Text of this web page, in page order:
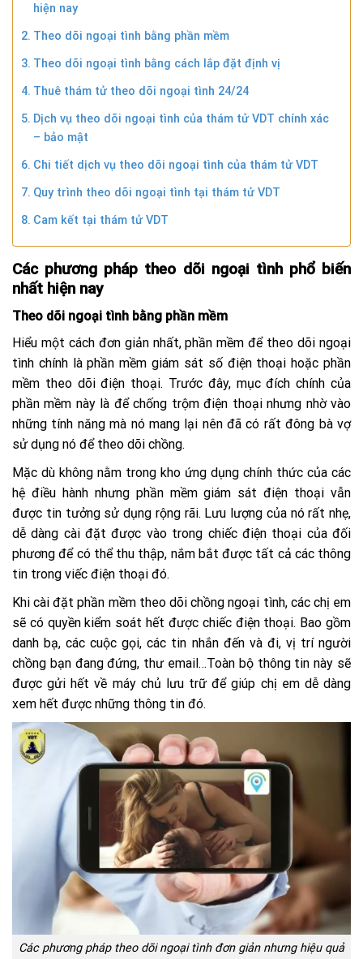
hiện nay
Theo dõi ngoại tình bằng phần mềm
Theo dõi ngoại tình bằng cách lắp đặt định vị
Thuê thám tử theo dõi ngoại tình 24/24
Dịch vụ theo dõi ngoại tình của thám tử VDT chính xác
– bảo mật
Chi tiết dịch vụ theo dõi ngoại tình của thám tử VDT
Quy trình theo dõi ngoại tình tại thám tử VDT
Cam kết tại thám tử VDT
Các phương pháp theo dõi ngoại tình phổ biến
nhất hiện nay
Theo dõi ngoại tình bằng phần mềm
Hiểu một cách đơn giản nhất, phần mềm để theo dõi ngoại
tình chính là phần mềm giám sát số điện thoại hoặc phần
mềm theo dõi điện thoại. Trước đây, mục đích chính của
phần mềm này là để chống trộm điện thoại nhưng nhờ vào
những tính năng mà nó mang lại nên đã có rất đông bà vợ
sử dụng nó để theo dõi chồng.
Mặc dù không nằm trong kho ứng dụng chính thức của các
hệ điều hành nhưng phần mềm giám sát điện thoại vẫn
được tin tưởng sử dụng rộng rãi. Lưu lượng của nó rất nhẹ,
dễ dàng cài đặt được vào trong chiếc điện thoại của đối
phương để có thể thu thập, nắm bắt được tất cả các thông
tin trong viếc điện thoại đó.
Khi cài đặt phần mềm theo dõi chồng ngoại tình, các chị em
sẽ có quyền kiểm soát hết được chiếc điện thoại. Bao gồm
danh bạ, các cuộc gọi, các tin nhắn đến và đi, vị trí người
chồng bạn đang đứng, thư email…Toàn bộ thông tin này sẽ
được gửi hết về máy chủ lưu trữ để giúp chị em dễ dàng
xem hết được những thông tin đó.
Các phương pháp theo dõi ngoại tình đơn giản nhưng hiệu quả